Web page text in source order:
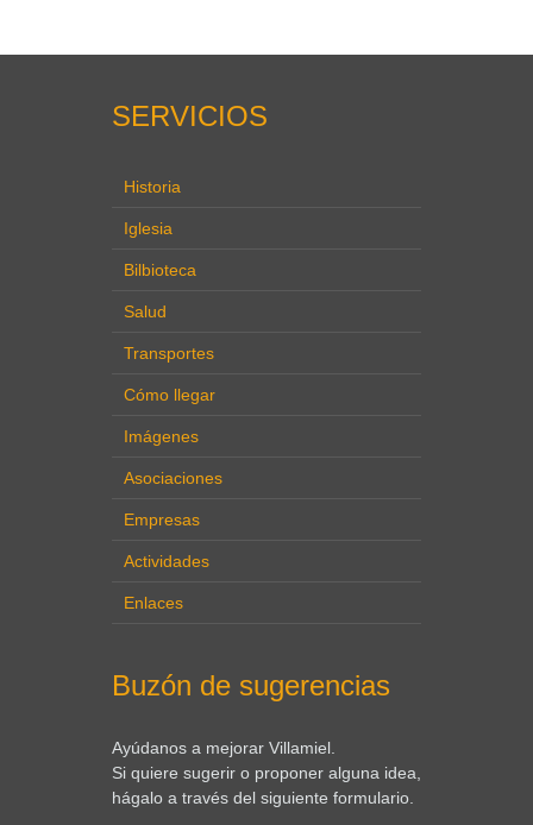
SERVICIOS
Historia
Iglesia
Bilbioteca
Salud
Transportes
Cómo llegar
Imágenes
Asociaciones
Empresas
Actividades
Enlaces
Buzón de sugerencias
Ayúdanos a mejorar Villamiel.
Si quiere sugerir o proponer alguna idea,
hágalo a través del siguiente formulario.